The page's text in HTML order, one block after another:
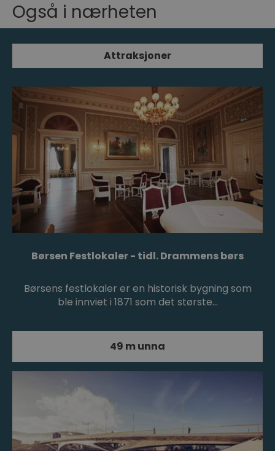
Også i nærheten
Attraksjoner
Børsen Festlokaler - tidl. Drammens børs
Børsens festlokaler er en historisk bygning som
ble innviet i 1871 som det største…
49 m unna